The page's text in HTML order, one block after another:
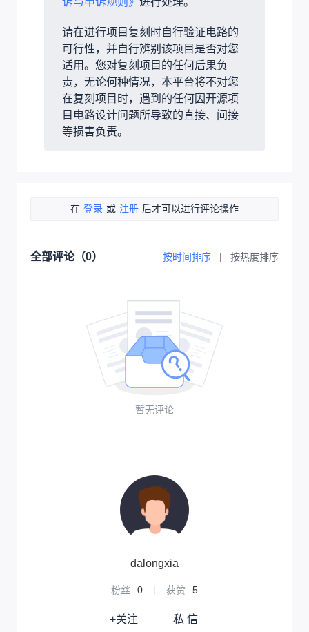
请在进行项目复刻时自行验证电路的
可行性，并自行辨别该项目是否对您
适用。您对复刻项目的任何后果负
责，无论何种情况，本平台将不对您
在复刻项目时，遇到的任何因开源项
目电路设计问题所导致的直接、间接
等损害负责。
在 登录 或 注册 后才可以进行评论操作
全部评论（0） 按时间排序 | 按热度排序
暂无评论
dalongxia
粉丝 0 | 获赞 5
+关注 私 信